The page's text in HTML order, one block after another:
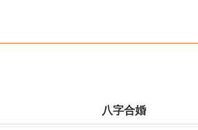
八字合婚